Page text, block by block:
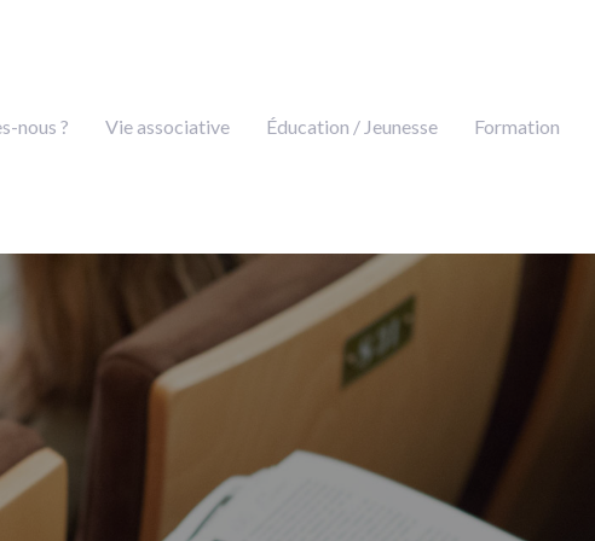
nous ? Vie associative Éducation / Jeunesse Formation